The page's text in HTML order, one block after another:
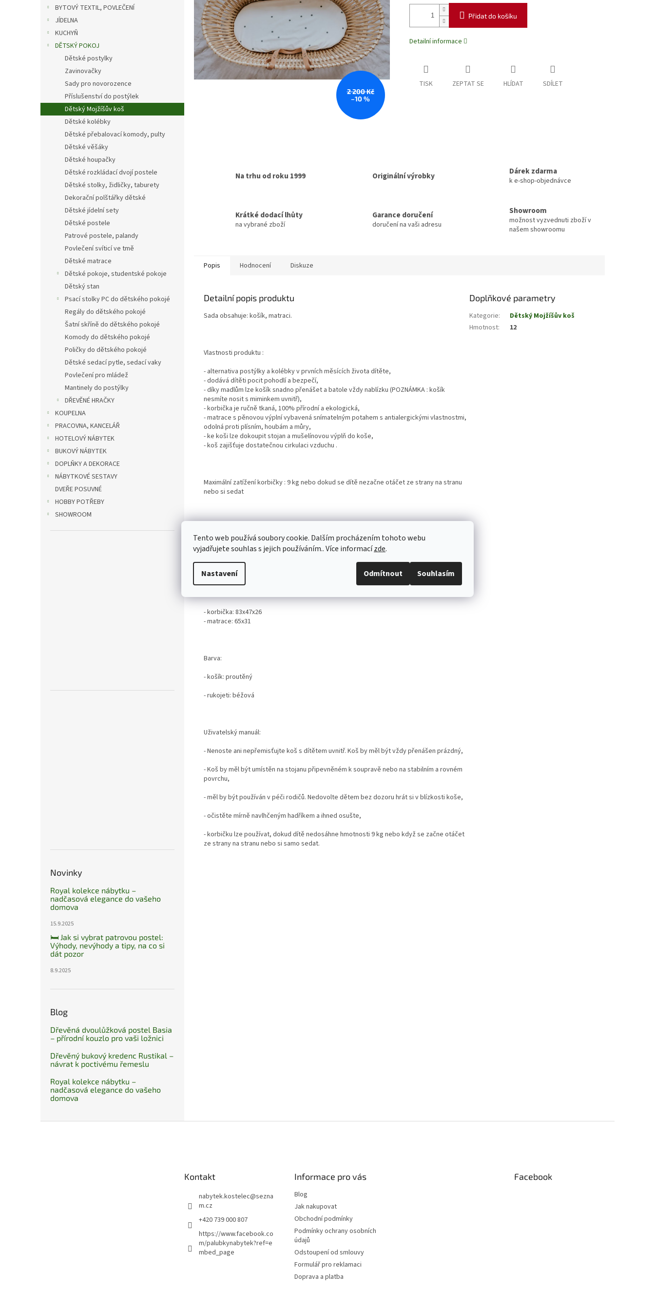
Tento web používá soubory cookie. Dalším procházením tohoto webu
vyjadřujete souhlas s jejich používáním.. Více informacízde.
Nastavení Odmítnout Souhlasím
BYTOVÝ TEXTIL, POVLEČENÍ
JÍDELNA
KUCHYŇ
DĚTSKÝ POKOJ
Dětské postylky
Zavinovačky
Sady pro novorozence
Příslušenství do postýlek
Dětský Mojžíšův koš
Dětské kolébky
Dětské přebalovací komody, pulty
Dětské věšáky
Dětské houpačky
Dětské rozkládací dvojí postele
Dětské stolky, židličky, taburety
Dekorační polštářky dětské
Dětské jídelní sety
Dětské postele
Patrové postele, palandy
Povlečení svíticí ve tmě
Dětské matrace
Dětské pokoje, studentské pokoje
Dětský stan
Psací stolky PC do dětského pokojé
Regály do dětského pokojé
Šatní skříně do dětského pokojé
Komody do dětského pokojé
Poličky do dětského pokojé
Dětské sedací pytle, sedací vaky
Povlečení pro mládež
Mantinely do postýlky
DŘEVĚNÉ HRAČKY
KOUPELNA
PRACOVNA, KANCELÁŘ
HOTELOVÝ NÁBYTEK
BUKOVÝ NÁBYTEK
DOPLŇKY A DEKORACE
NÁBYTKOVÉ SESTAVY
DVEŘE POSUVNÉ
HOBBY POTŘEBY
SHOWROOM
Novinky
Royal kolekce nábytku –
nadčasová elegance do vašeho
domova
15.9.2025
🛏️ Jak si vybrat patrovou postel:
Výhody, nevýhody a tipy, na co si
dát pozor
8.9.2025
Blog
Dřevěná dvoulůžková postel Basia
– přírodní kouzlo pro vaši ložnici
Dřevěný bukový kredenc Rustikal –
návrat k poctivému řemeslu
Royal kolekce nábytku –
nadčasová elegance do vašeho
domova
2 200 Kč
–10 %
Přidat do košíku
Detailní informace
TISK ZEPTAT SE HLÍDAT SDÍLET
Na trhu od roku 1999 Originální výrobky Dárek zdarma
k e-shop-objednávce
Krátké dodací lhůty
na vybrané zboží
Garance doručení
doručení na vaši adresu
Showroom
možnost vyzvednuti zboží v
našem showroomu
Popis Hodnocení Diskuze
Detailní popis produktu
Sada obsahuje: košík, matraci.
Vlastnosti produktu :
- alternativa postýlky a kolébky v prvních měsících života dítěte,
- dodává dítěti pocit pohodlí a bezpečí,
- díky madlům lze košík snadno přenášet a batole vždy nablízku (POZNÁMKA : košík
nesmíte nosit s miminkem uvnitř),
- korbička je ručně tkaná, 100% přírodní a ekologická,
- matrace s pěnovou výplní vybavená snímatelným potahem s antialergickými vlastnostmi,
odolná proti plísním, houbám a můry,
- ke koši lze dokoupit stojan a mušelínovou výplň do koše,
- koš zajišťuje dostatečnou cirkulaci vzduchu .
Maximální zatížení korbičky : 9 kg nebo dokud se dítě nezačne otáčet ze strany na stranu
nebo si sedat
- košík: proutí
- matrace: polyuretanová pěna, snímatelný polyesterový potah
- korbička: 83x47x26
- matrace: 65x31
Barva:
- košík: proutěný
- rukojeti: béžová
Uživatelský manuál:
- Nenoste ani nepřemisťujte koš s dítětem uvnitř. Koš by měl být vždy přenášen prázdný,
- Koš by měl být umístěn na stojanu připevněném k soupravě nebo na stabilním a rovném
povrchu,
- měl by být používán v péči rodičů. Nedovolte dětem bez dozoru hrát si v blízkosti koše,
- očistěte mírně navlhčeným hadříkem a ihned osušte,
- korbičku lze používat, dokud dítě nedosáhne hmotnosti 9 kg nebo když se začne otáčet
ze strany na stranu nebo si samo sedat.
Doplňkové parametry
Kategorie:
Dětský Mojžíšův koš
Hmotnost: 12
Kontakt
nabytek.kostelec@sezna
m.cz
+420 739 000 807
https://www.facebook.co
m/palubkynabytek?ref=e
mbed_page
Informace pro vás
Blog
Jak nakupovat
Obchodní podmínky
Podmínky ochrany osobních
údajů
Odstoupení od smlouvy
Formulář pro reklamaci
Doprava a platba
Facebook